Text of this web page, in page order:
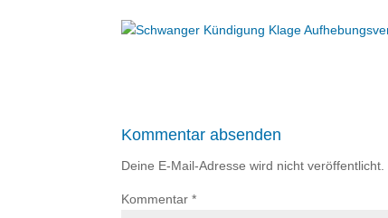
Kommentar absenden
Deine E-Mail-Adresse wird nicht veröffentlicht.
Kommentar*